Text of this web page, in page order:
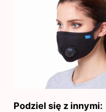
Podziel się z innymi: